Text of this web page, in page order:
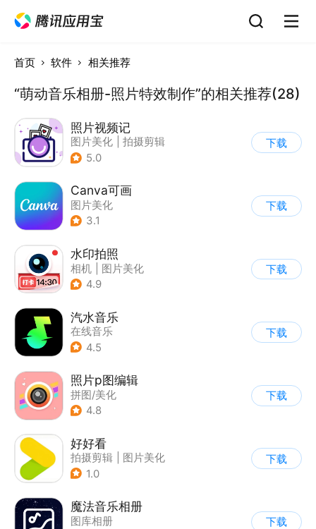
首页 软件 相关推荐
“萌动音乐相册-照片特效制作”的相关推荐(28)
照片视频记
图片美化
拍摄剪辑
5.0
下载
Canva可画
图片美化
3.1
下载
水印拍照
相机
图片美化
4.9
下载
汽水音乐
在线音乐
4.5
下载
照片p图编辑
拼图/美化
4.8
下载
好好看
拍摄剪辑
图片美化
1.0
下载
魔法音乐相册
图库相册
下载